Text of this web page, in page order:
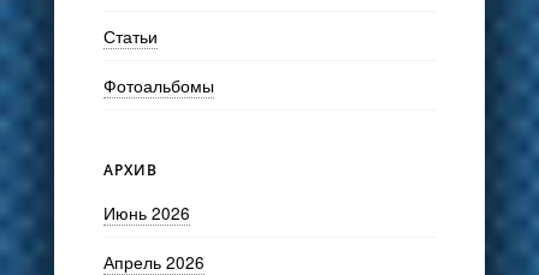
Статьи
Фотоальбомы
АРХИВ
Июнь 2026
Апрель 2026